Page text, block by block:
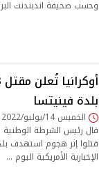
وحسب صحيفة اندبندنت
بلدة فينيتسا
الخميس 14/يوليو/2022 - 09:54 م
قتلوا إثر هجوم استهدف
الإخبارية الأمريكية اليوم …